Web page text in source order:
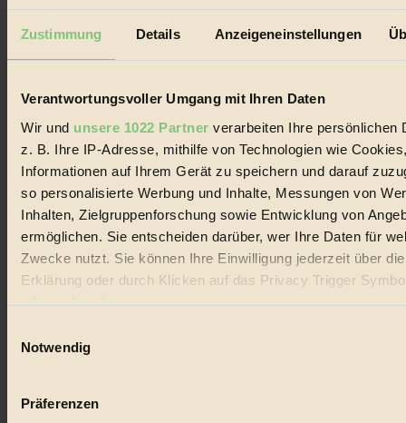
Zustimmung Details Anzeigeneinstellungen
Verantwortungsvoller Umgang mit Ihren Daten
Wir und unsere 1022 Partner verarbeiten Ihre persönlichen
z. B. Ihre IP-Adresse, mithilfe von Technologien wie
Informationen auf Ihrem Gerät zu speichern und darauf
so personalisierte Werbung und Inhalte, Messungen von
Inhalten, Zielgruppenforschung sowie Entwicklung von
ermöglichen. Sie entscheiden darüber, wer Ihre Daten für
Zwecke nutzt. Sie können Ihre Einwilligung jederzeit über
Erklärung oder durch Klicken auf das Privacy Trigger
oder widerrufen
Wenn Sie es erlauben, würden wir auch gerne:
Ihr Gerät durch aktives Scannen nach bestimmten
Notwendig
Präferenzen
Datenschutz
Mediadaten
Biorama steht für einen nachhaltigen Lebensstil und bewussten
Handels mit Bioprodukten, des Fair-Trade sowie der Branche
alternativer Energien.
Social Media
22.601 Fans auf Facebook
3.415 Follower auf Twitter
Folge uns auf Instagram
Themen
#
Nachhaltigkeit
Vegan